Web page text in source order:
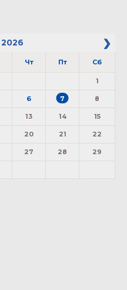
2026
Чт Пт Сб
1
6 7 8
13 14 15
20 21 22
27 28 29